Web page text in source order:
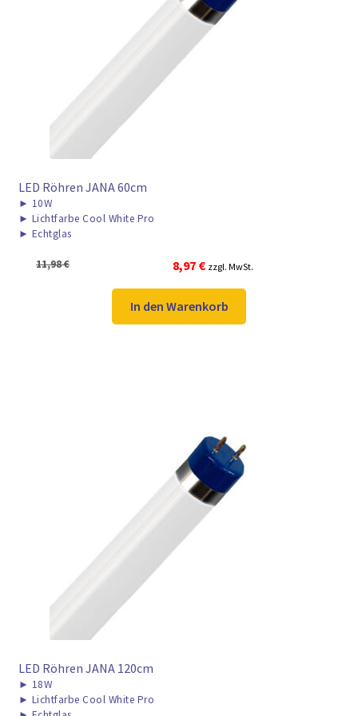
LED Röhren JANA 60cm
► 10W
► Lichtfarbe Cool White Pro
► Echtglas
11,98€
Ursprünglicher
Preis
war:
11,98 €
8,97 €Aktueller
Preis
ist:
8,97 €.
zzgl. MwSt.
In den Warenkorb
LED Röhren JANA 120cm
► 18W
► Lichtfarbe Cool White Pro